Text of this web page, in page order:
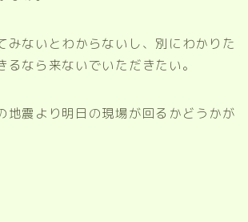
みないとわからないし、別にわかりた
るなら来ないでいただきたい。
地震より明日の現場が回るかどうかが